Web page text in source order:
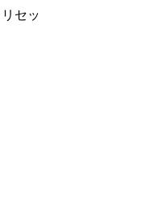
セッ